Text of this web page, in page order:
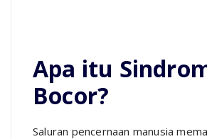
Apa itu
Bocor?
Saluran pencernaan manusia